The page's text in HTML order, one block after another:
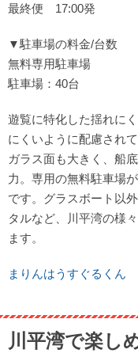
最終便 17:00発
▼駐車場の料金/台数
無料専用駐車場
駐車場：40台
遊覧に特化した揺れに
にくいように配慮され
ガラス面も大きく、船
力。専用の無料駐車場
です。グラスボート以
タルなど、川平湾の様
ます。
まりんはうすぐるくん
川平湾で楽し